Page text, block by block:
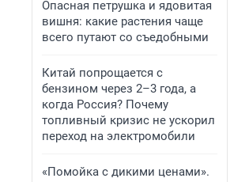
Опасная петрушка и ядовитая
вишня: какие растения чаще
всего путают со съедобными
Китай попрощается с
бензином через 2–3 года, а
когда Россия? Почему
топливный кризис не ускорил
переход на электромобили
«Помойка с дикими ценами».